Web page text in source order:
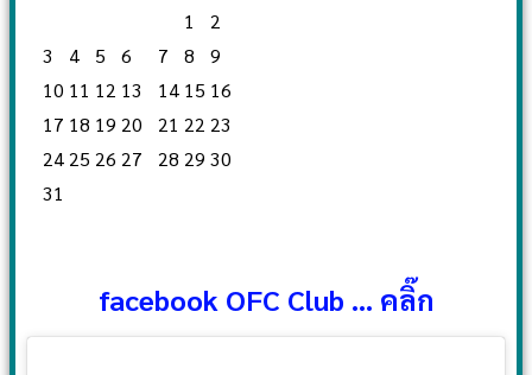
1
2
3
4 5 6 7 8
9
10 11 12 13 14 15 16
17 18 19 20 21 22 23
2425 26 27 28 29 30
31
facebook OFC Club ... คลิ๊ก